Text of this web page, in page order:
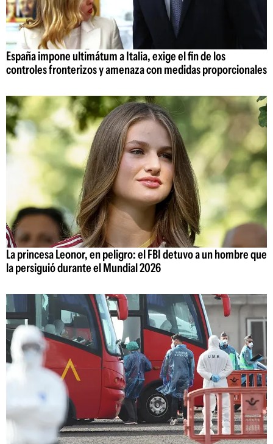
España impone ultimátum a Italia, exige el fin de los
controles fronterizos y amenaza con medidas proporcionales
La princesa Leonor, en peligro: el FBI detuvo a un hombre que
la persiguió durante el Mundial 2026